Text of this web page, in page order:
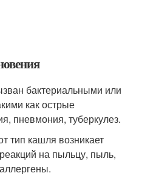
бактериальными или
как острые
пневмония, туберкулез.
тип кашля возникает
на пыльцу, пыль,